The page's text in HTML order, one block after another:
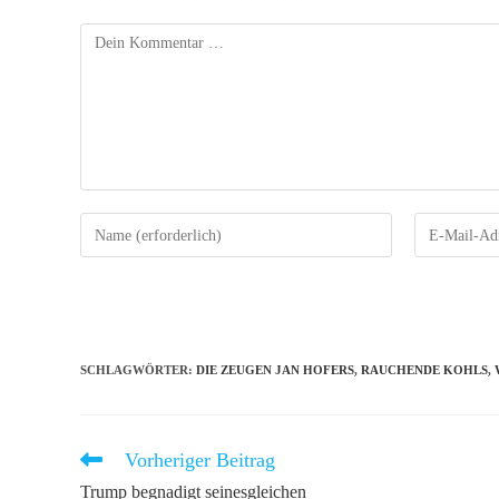
Kommentar
Gib
deinen
zum
Gib
deine
zum
SCHLAGWÖRTER: DIE ZEUGEN JAN HOFERS, RAUCHENDE KOHLS,
WeitereVorheriger Beitrag
Trump begnadigt seinesgleichen